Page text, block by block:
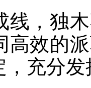
独木
高效的
，充分